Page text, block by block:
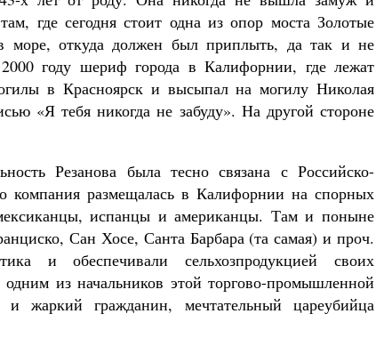
где сегодня стоит одна из опор моста Золотые
море, откуда должен был приплыть, да так и не
году шериф города в Калифорнии, где лежат
в Красноярск и высыпал на могилу Николая
«Я тебя никогда не забуду». На другой стороне
Резанова была тесно связана с Российско-
компания размещалась в Калифорнии на спорных
испанцы и американцы. Там и поныне
Сан Хосе, Санта Барбара (та самая) и проч.
и обеспечивали сельхозпродукцией своих
из начальников этой торгово-промышленной
и жаркий гражданин, мечтательный цареубийца